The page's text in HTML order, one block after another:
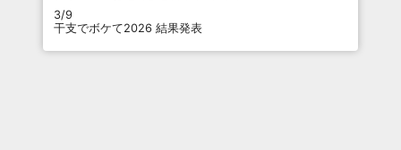
3/9
干支でボケて2026 結果発表